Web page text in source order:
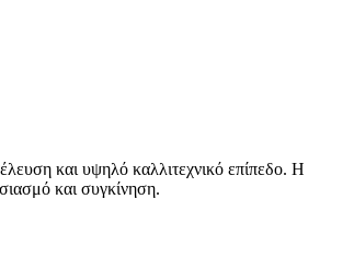
και υψηλό καλλιτεχνικό επίπεδο. Η
και συγκίνηση.